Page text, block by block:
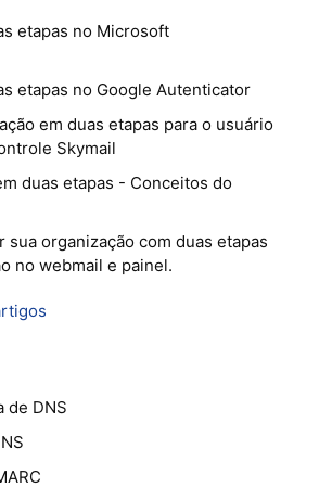
etapas no Microsoft
etapas no Google Autenticator
em duas etapas para o usuário
Skymail
duas etapas - Conceitos do
sua organização com duas etapas
no webmail e painel.
de DNS